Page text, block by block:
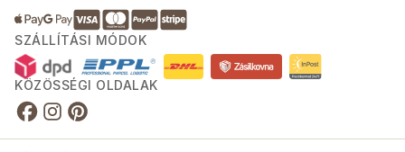
SZÁLLÍTÁSI MÓDOK
KÖZÖSSÉGI OLDALAK